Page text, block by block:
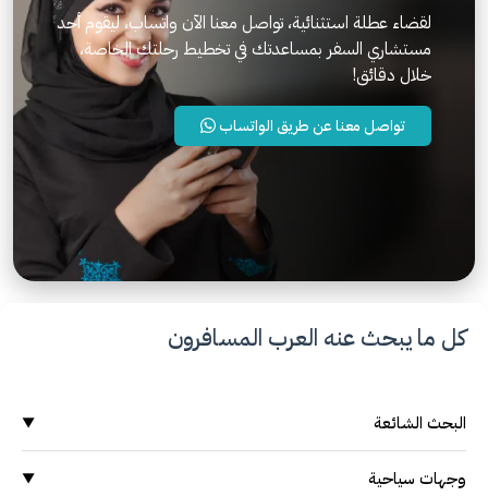
لقضاء عطلة استثنائية، تواصل معنا الآن واتساب، ليقوم أحد
مستشاري السفر بمساعدتك في تخطيط رحلتك الخاصة،
خلال دقائق!
تواصل معنا عن طريق الواتساب
كل ما يبحث عنه العرب المسافرون
البحث الشائعة ▼
وجهات سياحية
وجهات سياحية ▼